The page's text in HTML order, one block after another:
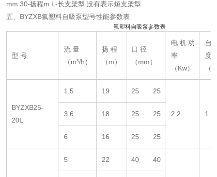
mm 30-扬程m L-长支架型 没有表示短支架型
五、BYZXB氟塑料自吸泵型号性能参数表
氟塑料自吸泵参数表
型 号
流 量
（m³/h）
扬 程
（m）
口 径
（mm）
电机功
率
（Kw）
自
度
（
BYZXB25-
20L
1.5 19 25 25
2.2 1.5
3.6 18 25 25
6 16 25 25
5 22 40 40